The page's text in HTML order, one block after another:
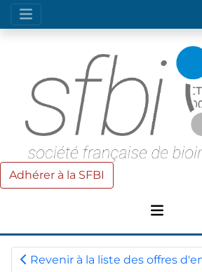
Adhérer à la SFBI
Revenir à la liste des offres